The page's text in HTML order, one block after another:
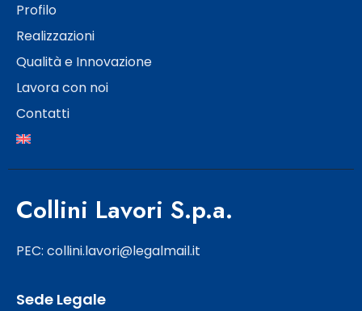
Profilo
Realizzazioni
Qualità e Innovazione
Lavora con noi
Contatti
Collini Lavori S.p.a.
PEC: collini.lavori@legalmail.it
Sede Legale